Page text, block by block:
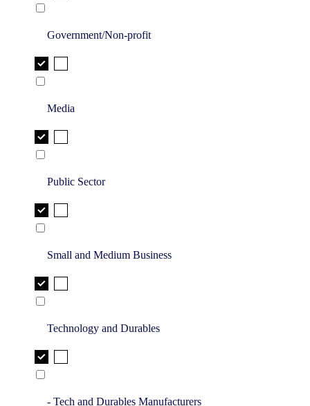
Government/Non-profit
Media
Public Sector
Small and Medium Business
Technology and Durables
- Tech and Durables Manufacturers